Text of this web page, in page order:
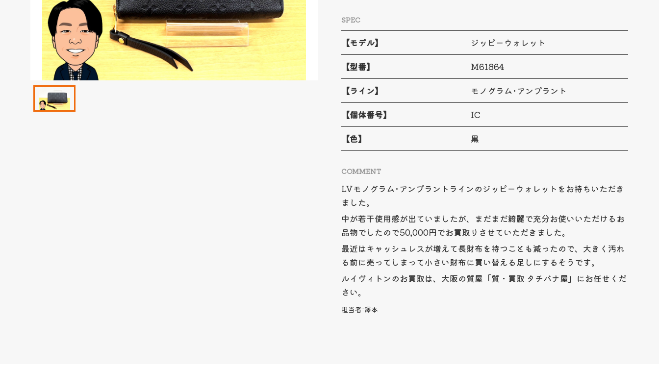
SPEC
【モデル】
ジッピーウォレット
【型番】
M61864
【ライン】
モノグラム･アンプラント
【個体番号】
IC
【色】
黒
COMMENT
LVモノグラム･アンプラントラインのジッピーウォレットをお持ちいただき
ました。
中が若干使用感が出ていましたが、まだまだ綺麗で充分お使いいただけるお
品物でしたので50,000円でお買取りさせていただきました。
最近はキャッシュレスが増えて長財布を持つことも減ったので、大きく汚れ
る前に売ってしまって小さい財布に買い替える足しにするそうです。
ルイヴィトンのお買取は、大阪の質屋「質・買取 タチバナ屋」にお任せくだ
さい。
担当者:澤本